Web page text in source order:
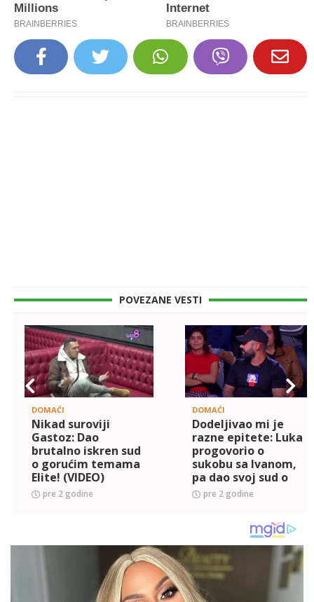
POVEZANE VESTI
DOMAĆI
Nikad suroviji
Gastoz: Dao
brutalno iskren sud
o gorućim temama
Elite! (VIDEO)
pre 2 godine
DOMAĆI
Dodeljivao mi je
razne epitete: Luka
progovorio o
sukobu sa Ivanom,
pa dao svoj sud o
ljubavnom trouglu
Ene, Peje i Sandre!
pre 2 godine